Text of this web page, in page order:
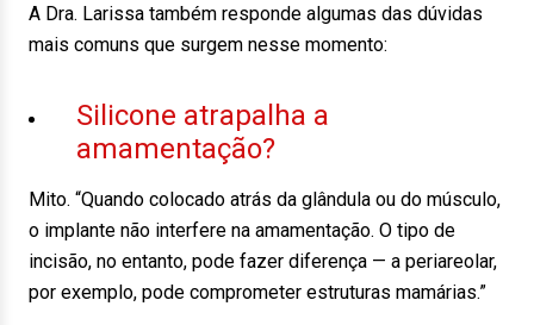
A Dra. Larissa também responde algumas das dúvidas
mais comuns que surgem nesse momento:
Silicone atrapalha a
amamentação?
Mito. “Quando colocado atrás da glândula ou do músculo,
o implante não interfere na amamentação. O tipo de
incisão, no entanto, pode fazer diferença — a periareolar,
por exemplo, pode comprometer estruturas mamárias.”